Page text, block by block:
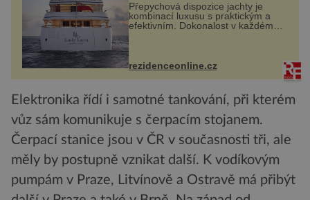
Přepychová dispozice jachty je
kombinací luxusu s praktickým a
efektivním. Dokonalost v každém
detailu představuje značka Fendi
Casa, kterou byly vybaveny její
paluby. Monacký přístav nabízí
každoročn...
rezidenceonline.cz
Elektronika řídí i samotné tankování, při kterém
vůz sám komunikuje s čerpacím stojanem.
Čerpací stanice jsou v ČR v současnosti tři, ale
měly by postupně vznikat další. K vodíkovým
pumpám v Praze, Litvínově a Ostravě má přibýt